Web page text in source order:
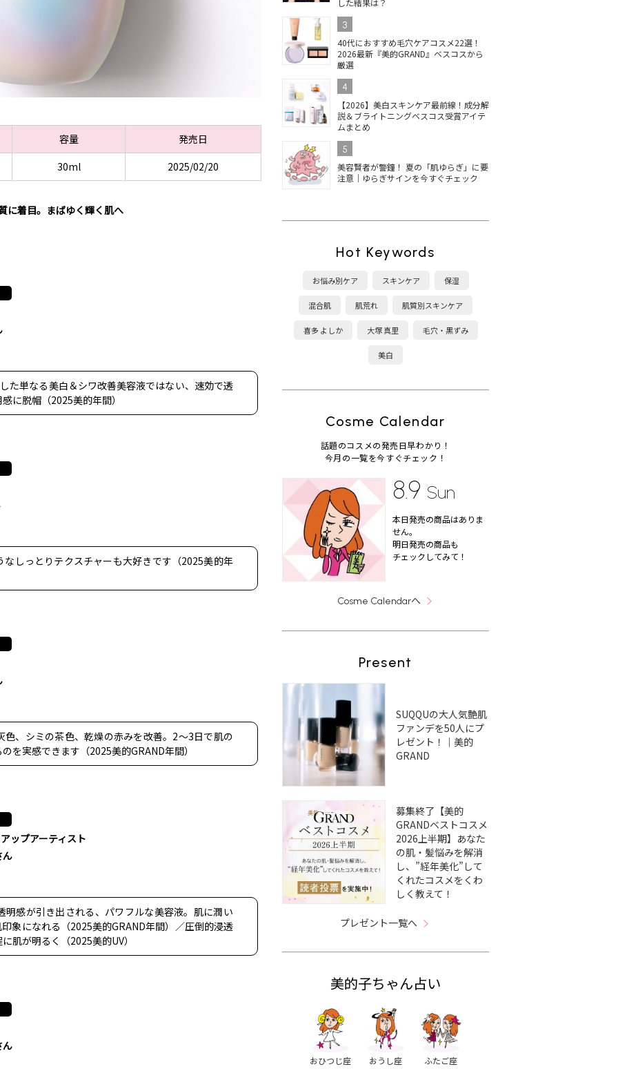
容量
発売日
30ml
2025/02/20
に着目。まばゆく輝く肌へ
た単なる美白＆シワ改善美容液ではない、速効で透
に脱帽（2025美的年間）
しっとりテクスチャーも大好きです（2025美的年
、シミの茶色、乾燥の赤みを改善。2～3日で肌の
を実感できます（2025美的GRAND年間）
ップアーティスト
ん
感が引き出される、パワフルな美容液。肌に潤い
象になれる（2025美的GRAND年間）／圧倒的浸透
肌が明るく（2025美的UV）
ん
した結果は？
3
40代におすすめ毛穴ケアコスメ22選！
2026最新『美的GRAND』ベスコスから
厳選
4
【2026】美白スキンケア最前線！成分解
説＆ブライトニングベスコス受賞アイテ
ムまとめ
5
美容賢者が警鐘！ 夏の「肌ゆらぎ」に要
注意｜ゆらぎサインを今すぐチェック
Hot Keywords
お悩み別ケア スキンケア 保湿
混合肌 肌荒れ 肌質別スキンケア
喜多 よしか 大塚 真里 毛穴・黒ずみ
美白
Cosme Calendar
話題のコスメの発売日早わかり！
今月の一覧を今すぐチェック！
8.9 Sun
本日発売の商品はありま
せん。
明日発売の商品も
チェックしてみて！
Cosme Calendarへ
Present
SUQQUの大人気艶肌
ファンデを50人にプ
レゼント！｜美的
GRAND
募集終了【美的
GRANDベストコスメ
2026上半期】あなた
の肌・髪悩みを解消
し、”経年美化”して
くれたコスメをくわ
しく教えて！
プレゼント一覧へ
美的子ちゃん占い
おひつじ座 おうし座 ふたご座